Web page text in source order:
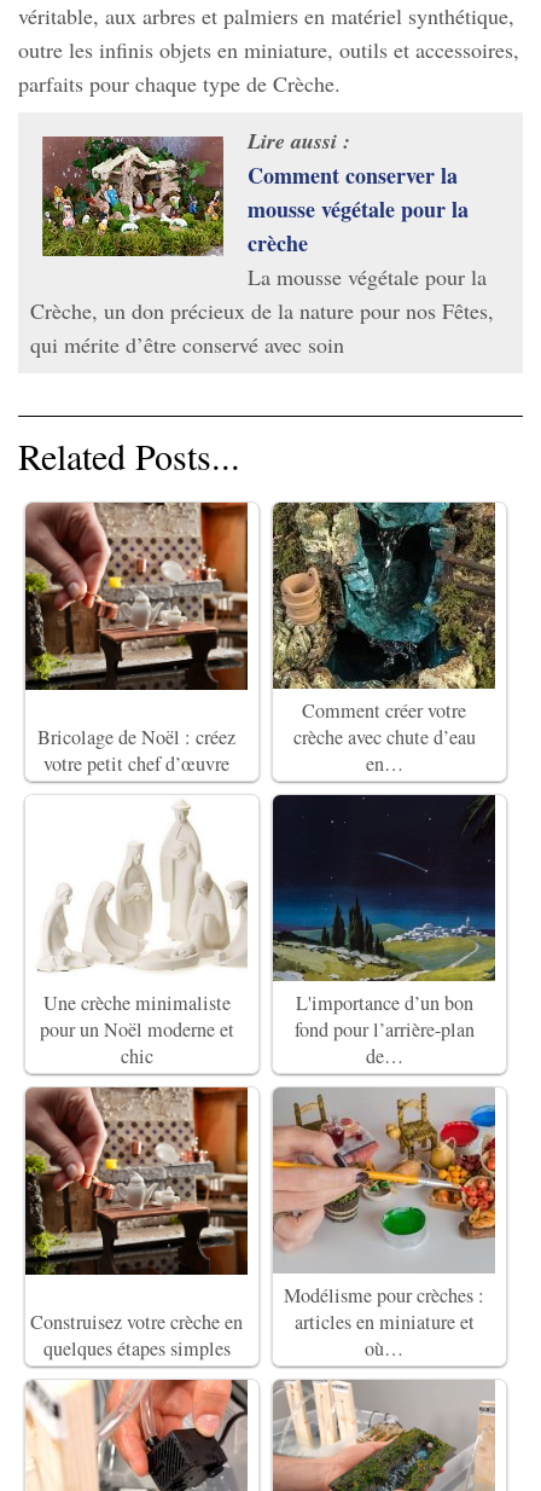
véritable, aux arbres et palmiers en matériel synthétique,
outre les infinis objets en miniature, outils et accessoires,
parfaits pour chaque type de Crèche.
Lire aussi :
Comment conserver la
mousse végétale pour la
crèche
La mousse végétale pour la
Crèche, un don précieux de la nature pour nos Fêtes,
qui mérite d’être conservé avec soin
Related Posts...
Bricolage de Noël : créez
votre petit chef d’œuvre
Comment créer votre
crèche avec chute d’eau
en…
Une crèche minimaliste
pour un Noël moderne et
chic
L'importance d’un bon
fond pour l’arrière-plan
de…
Construisez votre crèche en
quelques étapes simples
Modélisme pour crèches :
articles en miniature et
où…